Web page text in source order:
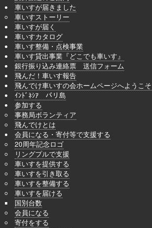
車いすが届きました
車いすストーリー
車いすが届く
車いすカタログ
車いす整備・点検事業
車いす貸出事業『どこでも車いす』
銀行振り込み連絡票 送信フォーム
飛んだ！車いす報告
飛んでけ車いすの会ホームページへようこそ
ｲﾝﾄﾞﾈｼｱ バリ島
参加する
事務局ボランティア
飛んでけとは
会員になる・寄付等で支援する
20周年記念ロゴ
リングプルで支援
車いすを提供する
車いすを引き取る
車いすを整備する
車いすを届ける
国別台数
会員になる
寄付をする